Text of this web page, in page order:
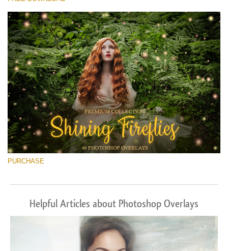
PURCHASE
Helpful Articles about Photoshop Overlays